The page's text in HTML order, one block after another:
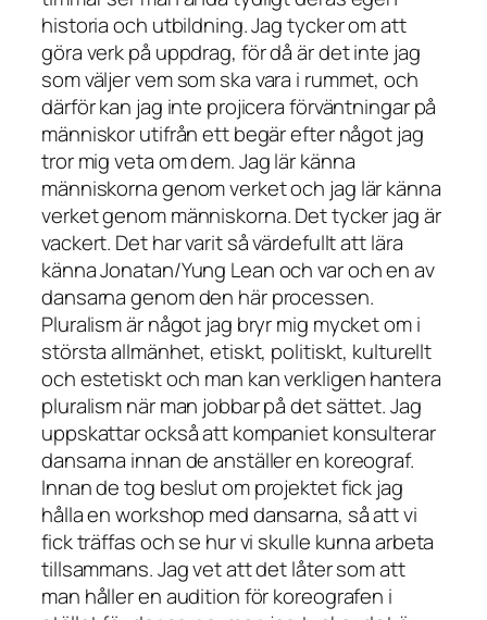
historia och utbildning. Jag tycker om att
göra verk på uppdrag, för då är det inte jag
som väljer vem som ska vara i rummet, och
därför kan jag inte projicera förväntningar på
människor utifrån ett begär efter något jag
tror mig veta om dem. Jag lär känna
människorna genom verket och jag lär känna
verket genom människorna. Det tycker jag är
vackert. Det har varit så värdefullt att lära
känna Jonatan/Yung Lean och var och en av
dansarna genom den här processen.
Pluralism är något jag bryr mig mycket om i
största allmänhet, etiskt, politiskt, kulturellt
och estetiskt och man kan verkligen hantera
pluralism när man jobbar på det sättet. Jag
uppskattar också att kompaniet konsulterar
dansarna innan de anställer en koreograf.
Innan de tog beslut om projektet fick jag
hålla en workshop med dansarna, så att vi
fick träffas och se hur vi skulle kunna arbeta
tillsammans. Jag vet att det låter som att
man håller en audition för koreografen i